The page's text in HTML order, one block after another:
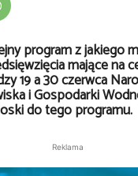
program z jakiego
mające na
19 a 30 czerwca
i Gospodarki
do tego programu.
Reklama